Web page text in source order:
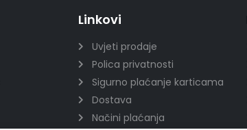
Linkovi
Uvjeti prodaje
Polica privatnosti
Sigurno plaćanje karticama
Dostava
Načini plaćanja